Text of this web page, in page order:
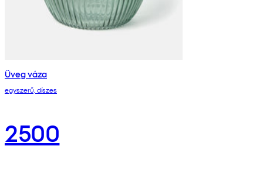
Üveg váza
egyszerű, díszes
2500